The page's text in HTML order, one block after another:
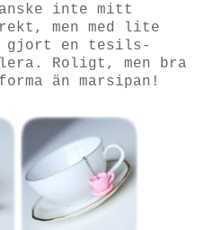
inte mitt
men med lite
gjort en tesils-
Roligt, men bra
än marsipan!